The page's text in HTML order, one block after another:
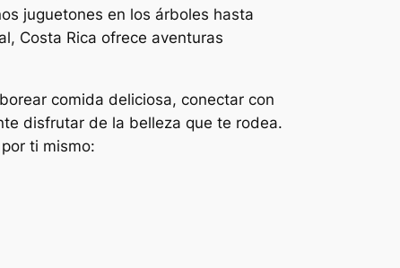
juguetones en los árboles hasta
Costa Rica ofrece aventuras
comida deliciosa, conectar con
disfrutar de la belleza que te rodea.
ti mismo: